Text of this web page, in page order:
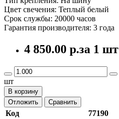
Цвет свечения: Теплый белый
Срок службы: 20000 часов
Гарантия производителя: 3 года
4 850.00 р.за 1 шт
шт
В корзину
Отложить
Сравнить
Код
77190